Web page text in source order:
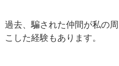
過去、騙された仲間が私の
こした経験もあります。